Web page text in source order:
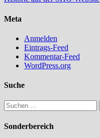
Meta
Anmelden
Eintrags-Feed
Kommentar-Feed
WordPress.org
Suche
Suchen
nach:
Sonderbereich